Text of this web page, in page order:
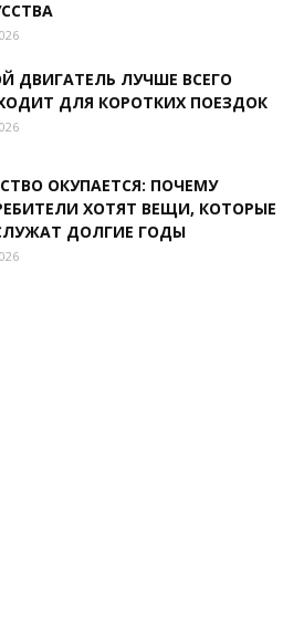
ДВИГАТЕЛЬ ЛУЧШЕ ВСЕГО
ДЛЯ КОРОТКИХ ПОЕЗДОК
ОКУПАЕТСЯ: ПОЧЕМУ
ХОТЯТ ВЕЩИ, КОТОРЫЕ
ДОЛГИЕ ГОДЫ